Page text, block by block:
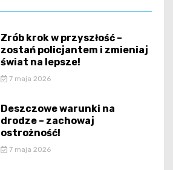
Zrób krok w przyszłość –
zostań policjantem i zmieniaj
świat na lepsze!
7 maja 2026
Deszczowe warunki na
drodze – zachowaj
ostrożność!
7 maja 2026